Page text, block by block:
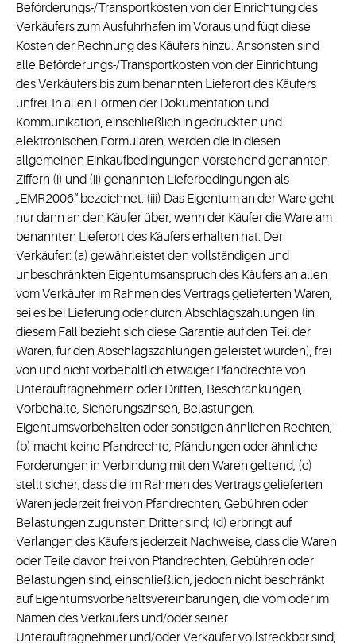
Beförderungs-/Transportkosten von der Einrichtung des
Verkäufers zum Ausfuhrhafen im Voraus und fügt diese
Kosten der Rechnung des Käufers hinzu. Ansonsten sind
alle Beförderungs-/Transportkosten von der Einrichtung
des Verkäufers bis zum benannten Lieferort des Käufers
unfrei. In allen Formen der Dokumentation und
Kommunikation, einschließlich in gedruckten und
elektronischen Formularen, werden die in diesen
allgemeinen Einkaufbedingungen vorstehend genannten
Ziffern (i) und (ii) genannten Lieferbedingungen als
„EMR2006“ bezeichnet. (iii) Das Eigentum an der Ware geht
nur dann an den Käufer über, wenn der Käufer die Ware am
benannten Lieferort des Käufers erhalten hat. Der
Verkäufer: (a) gewährleistet den vollständigen und
unbeschränkten Eigentumsanspruch des Käufers an allen
vom Verkäufer im Rahmen des Vertrags gelieferten Waren,
sei es bei Lieferung oder durch Abschlagszahlungen (in
diesem Fall bezieht sich diese Garantie auf den Teil der
Waren, für den Abschlagszahlungen geleistet wurden), frei
von und nicht vorbehaltlich etwaiger Pfandrechte von
Unterauftragnehmern oder Dritten, Beschränkungen,
Vorbehalte, Sicherungszinsen, Belastungen,
Eigentumsvorbehalten oder sonstigen ähnlichen Rechten;
(b) macht keine Pfandrechte, Pfändungen oder ähnliche
Forderungen in Verbindung mit den Waren geltend; (c)
stellt sicher, dass die im Rahmen des Vertrags gelieferten
Waren jederzeit frei von Pfandrechten, Gebühren oder
Belastungen zugunsten Dritter sind; (d) erbringt auf
Verlangen des Käufers jederzeit Nachweise, dass die Waren
oder Teile davon frei von Pfandrechten, Gebühren oder
Belastungen sind, einschließlich, jedoch nicht beschränkt
auf Eigentumsvorbehaltsvereinbarungen, die vom oder im
Namen des Verkäufers und/oder seiner
Unterauftragnehmer und/oder Verkäufer vollstreckbar sind;